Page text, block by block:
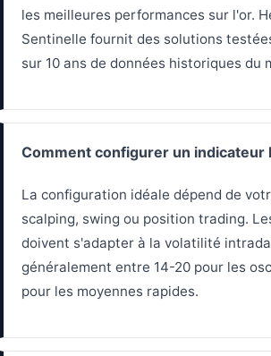
les meilleures performances sur l'or.
Sentinelle fournit des solutions
sur 10 ans de données historiques du
Comment configurer un indicateur
La configuration idéale dépend de
scalping, swing ou position trading.
doivent s'adapter à la volatilité
généralement entre 14-20 pour les
pour les moyennes rapides.